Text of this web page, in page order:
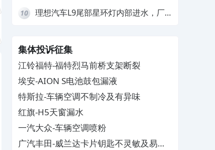
10
理想汽车L9尾部星环灯内部进水，厂
集体投诉征集
江铃福特-福特烈马前桥支架断裂
埃安-AION S电池鼓包漏液
特斯拉-车辆空调不制冷及有异味
红旗-H5天窗漏水
一汽大众-车辆空调喷粉
广汽丰田-威兰达卡片钥匙不灵敏及易消